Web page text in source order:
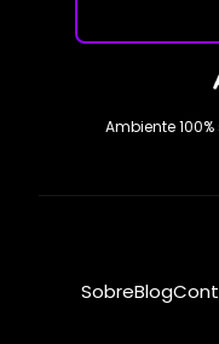
Ambiente
SobreBlog